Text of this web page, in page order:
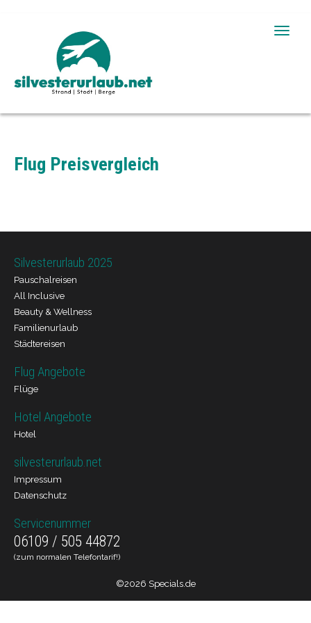
Toggle
Flug Preisvergleich
Silvesterurlaub 2025
Pauschalreisen
All Inclusive
Beauty & Wellness
Familienurlaub
Städtereisen
Flug Angebote
Flüge
Hotel Angebote
Hotel
silvesterurlaub.net
Impressum
Datenschutz
Servicenummer
06109 / 505 44872
(zum normalen Telefontarif!)
©2026 Specials.de